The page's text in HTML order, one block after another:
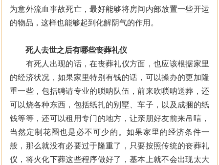
为意外流血事故死亡，最好能够将房间内部放置一些开运
的物品，这样也能够起到化解阴气的作用。
死人去世之后有哪些丧葬礼仪
有死人出现的话，在丧葬礼仪方面，也应该根据家里
的经济状况，如果家里特别有钱的话，可以操办的更加隆
重一些，包括聘请专业的唢呐队伍，前来吹唢呐送葬，还
可以烧各种东西，包括纸扎的别墅、车子，以及成捆的纸
钱等等，还可以租用专门的地方，让亲朋好友前来吊唁，
当然定制花圈也是必不可少的。如果家里的经济条件一
般，那么就没有必要过于隆重了，只要按照传统的丧葬礼
仪，将火化下葬这些程序做好了，基本上就不会出现太大